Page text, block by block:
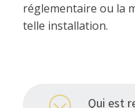
réglementaire ou la
telle installation.
Qui est